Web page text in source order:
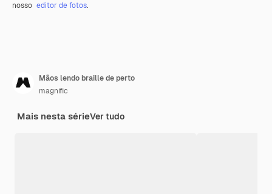
nosso editor de fotos.
Mãos lendo braille de perto
magnific
Mais nesta sérieVer tudo